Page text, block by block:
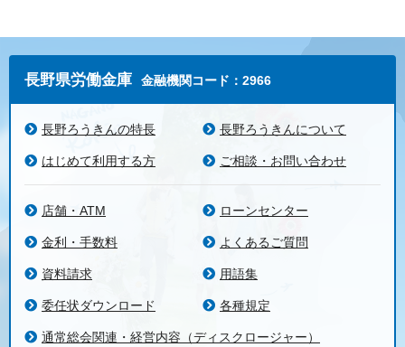
長野県労働金庫 金融機関コード：2966
長野ろうきんの特長 長野ろうきんについて
はじめて利用する方 ご相談・お問い合わせ
店舗・ATM ローンセンター
金利・手数料 よくあるご質問
資料請求 用語集
委任状ダウンロード 各種規定
通常総会関連・経営内容（ディスクロージャー）